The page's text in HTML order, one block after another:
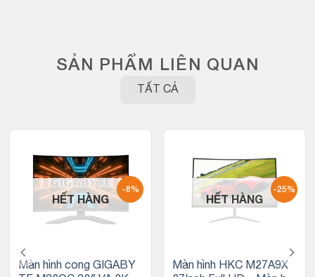
SẢN PHẨM LIÊN QUAN
TẤT CẢ
-8%
HẾT HÀNG
Màn hình cong GIGABY
-25%
HẾT HÀNG
Màn hình HKC M27A9X